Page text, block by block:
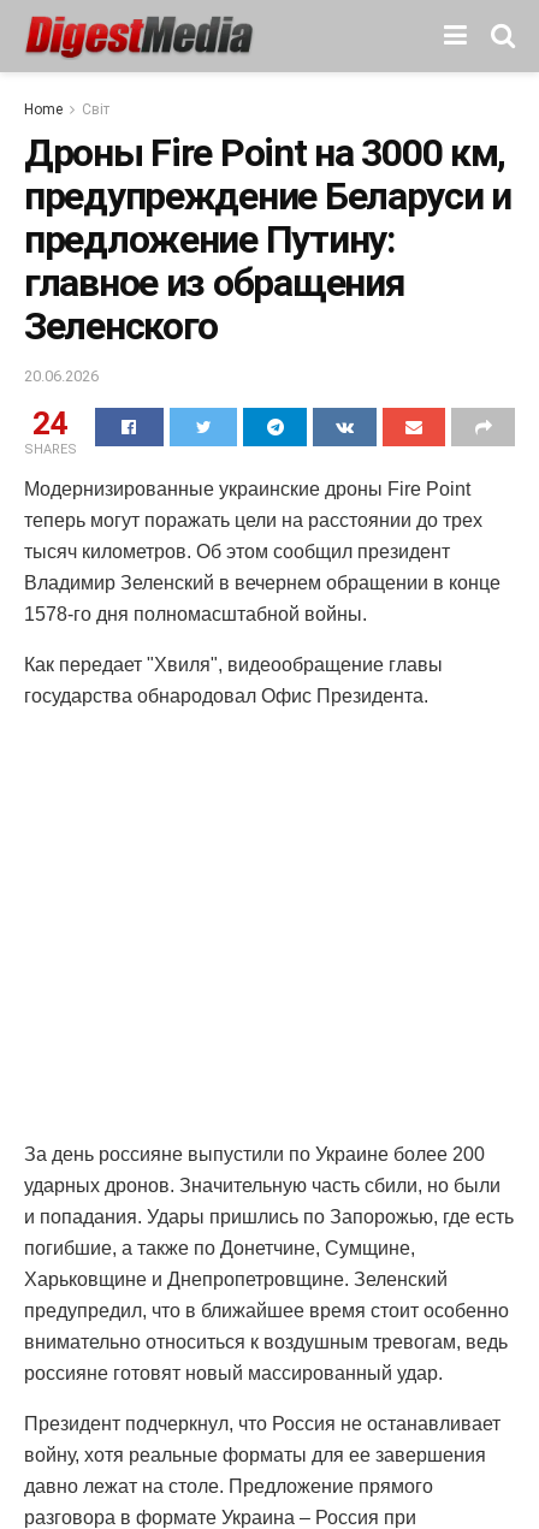
Home Світ
Дроны Fire Point на 3000 км,
предупреждение Беларуси и
предложение Путину:
главное из обращения
Зеленского
20.06.2026
24
SHARES
Модернизированные украинские дроны Fire Point
теперь могут поражать цели на расстоянии до трех
тысяч километров. Об этом сообщил президент
Владимир Зеленский в вечернем обращении в конце
1578-го дня полномасштабной войны.
Как передает "Хвиля", видеообращение главы
государства обнародовал Офис Президента.
За день россияне выпустили по Украине более 200
ударных дронов. Значительную часть сбили, но были
и попадания. Удары пришлись по Запорожью, где есть
погибшие, а также по Донетчине, Сумщине,
Харьковщине и Днепропетровщине. Зеленский
предупредил, что в ближайшее время стоит особенно
внимательно относиться к воздушным тревогам, ведь
россияне готовят новый массированный удар.
Президент подчеркнул, что Россия не останавливает
войну, хотя реальные форматы для ее завершения
давно лежат на столе. Предложение прямого
разговора в формате Украина – Россия при